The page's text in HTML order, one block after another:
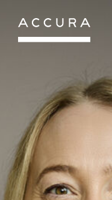
Gå
indhold